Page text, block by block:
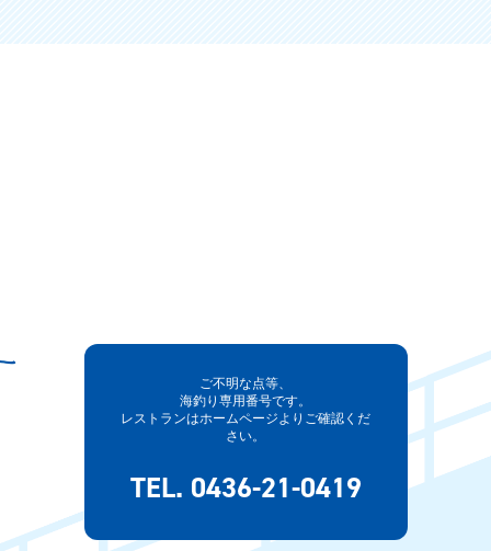
ご不明な点等、
海釣り専用番号です。
レストランはホームページよりご確認くだ
さい。
TEL. 0436-21-0419